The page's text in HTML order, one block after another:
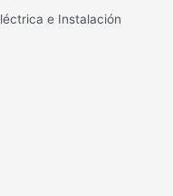
e Instalación